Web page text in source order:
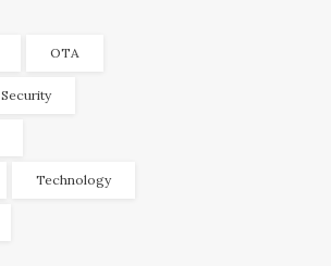
OTA
Security
Technology